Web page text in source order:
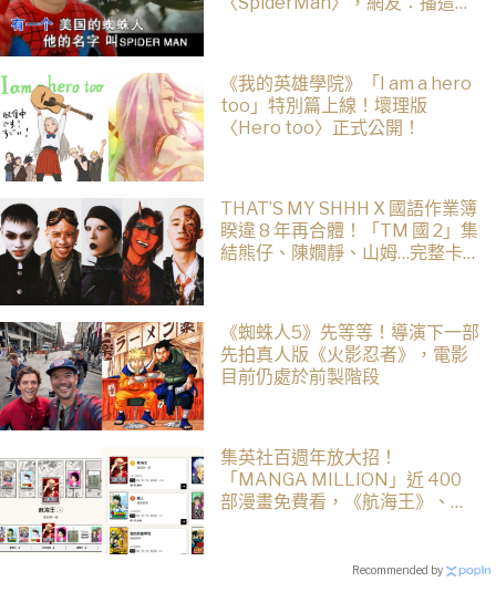
《我的英雄學院》「I am a hero
too」特別篇上線！壞理版
〈Hero too〉正式公開！
THAT’S MY SHHH X 國語作業簿
睽違 8 年再合體！「TM 國 2」集
結熊仔、陳嫺靜、山姆…完整卡
《蜘蛛人5》先等等！導演下一部
先拍真人版《火影忍者》，電影
目前仍處於前製階段
集英社百週年放大招！
「MANGA MILLION」近 400
部漫畫免費看，《航海王》、
Recommended by